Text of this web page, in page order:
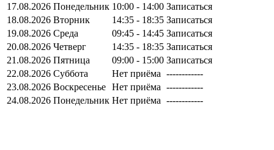
17.08.2026 Понедельник 10:00 - 14:00 Записаться
18.08.2026 Вторник 14:35 - 18:35 Записаться
19.08.2026 Среда 09:45 - 14:45 Записаться
20.08.2026 Четверг 14:35 - 18:35 Записаться
21.08.2026 Пятница 09:00 - 15:00 Записаться
22.08.2026 Суббота Нет приёма ------------
23.08.2026 Воскресенье Нет приёма ------------
24.08.2026 Понедельник Нет приёма ------------